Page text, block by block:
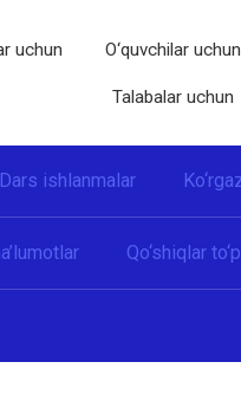
uchun O‘quvchilar uchun
Talabalar uchun
Dars ishlanmalar
Qo‘shiqlar